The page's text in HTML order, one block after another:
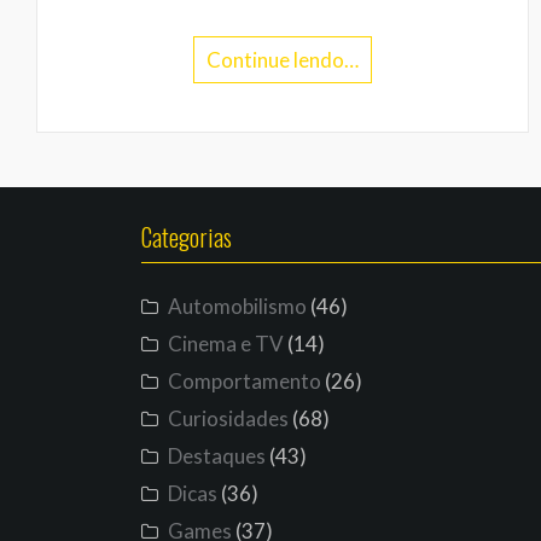
Continue lendo…
Categorias
Automobilismo (46)
Cinema e TV(14)
Comportamento (26)
Curiosidades (68)
Destaques (43)
Dicas (36)
Games (37)